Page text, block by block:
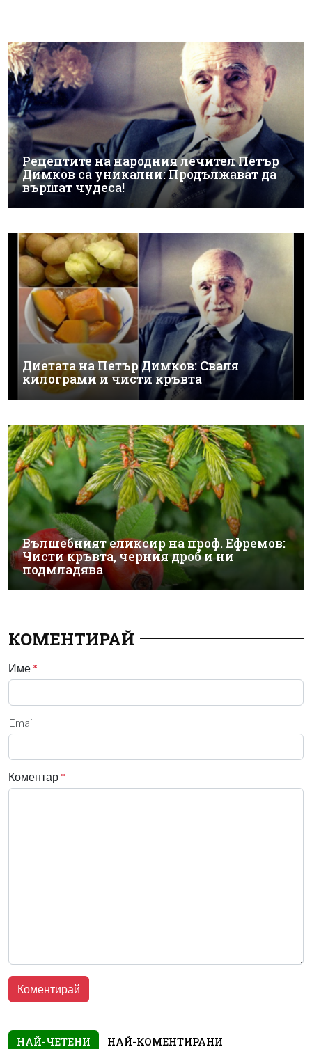
Рецептите на народния лечител Петър
Димков са уникални: Продължават да
вършат чудеса!
Диетата на Петър Димков: Сваля
килограми и чисти кръвта
Вълшебният еликсир на проф. Ефремов:
Чисти кръвта, черния дроб и ни
подмладява
КОМЕНТИРАЙ
Име *
Email
Коментар *
НАЙ-ЧЕТЕНИ НАЙ-КОМЕНТИРАНИ